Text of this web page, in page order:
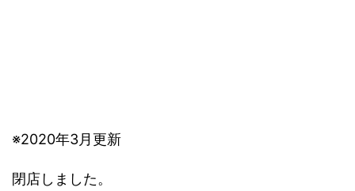
※2020年3月更新
閉店しました。